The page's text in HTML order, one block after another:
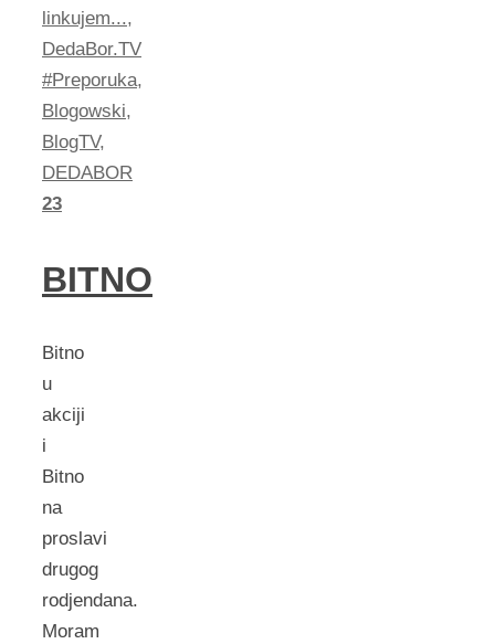
linkujem...,
DedaBor.TV
#Preporuka,
Blogowski,
BlogTV,
DEDABOR
23
BITNO
Bitno
u
akciji
i
Bitno
na
proslavi
drugog
rodjendana.
Moram